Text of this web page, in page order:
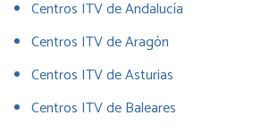
Centros ITV de Andalucía
Centros ITV de Aragón
Centros ITV de Asturias
Centros ITV de Baleares